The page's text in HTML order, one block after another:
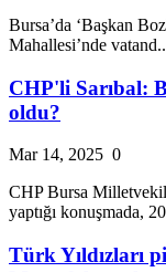
Bursa’da ‘Başkan
Mahallesi’nde
CHP'li Sarıbal:
oldu?
Mar 14, 2025 0
CHP Bursa
yaptığı konuşmada,
Türk Yıldızları